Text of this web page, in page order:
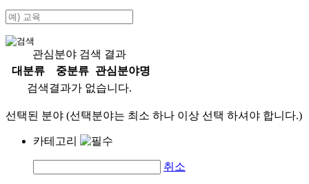
관심분야 검색 결과
대분류
중분류
관심분야명
검색결과가 없습니다.
선택된 분야 (선택분야는 최소 하나 이상 선택 하셔야 합니다.)
카테고리
취소